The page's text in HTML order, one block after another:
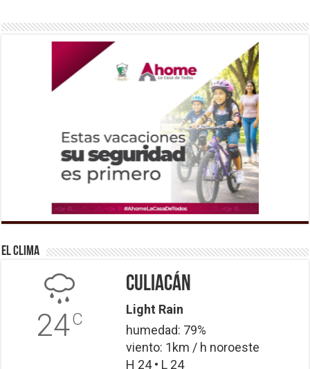
El Clima
24C
Culiacán
Light Rain
humedad: 79%
viento: 1km / h noroeste
H 24 • L 24